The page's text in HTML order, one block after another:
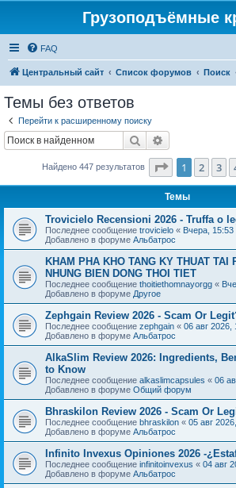
Грузоподъёмные
FAQ
Центральный сайт Список форумов Поиск
Темы без ответов
Перейти к расширенному поиску
Поиск
Найдено 447 результатов Страница
1 2 3
Темы
Trovicielo Recensioni 2026 - Truffa o
Последнее сообщение trovicielo « Вчера, 15:53
Добавлено в форуме Альбатрос
KHAM PHA KHO TANG KY THUAT TAI
NHUNG BIEN DONG THOI TIET
Последнее сообщение thoitiethomnayorgg «
Добавлено в форуме Другое
Zephgain Review 2026 - Scam Or
Последнее сообщение zephgain « 06 авг 2026,
Добавлено в форуме Альбатрос
AlkaSlim Review 2026: Ingredients,
to Know
Последнее сообщение alkaslimcapsules « 06
Добавлено в форуме Общий форум
Bhraskilon Review 2026 - Scam Or
Последнее сообщение bhraskilon « 05 авг
Добавлено в форуме Альбатрос
Infinito Invexus Opiniones 2026 -
Последнее сообщение infinitoinvexus « 04 авг
Добавлено в форуме Альбатрос